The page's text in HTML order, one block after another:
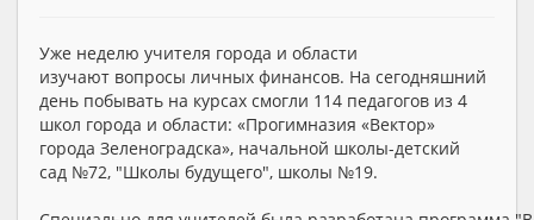
Уже неделю учителя города и области
изучают вопросы личных финансов. На сегодняшний
день побывать на курсах смогли 114 педагогов из 4
школ города и области: «Прогимназия «Вектор»
города Зеленоградска», начальной школы-детский
сад №72, "Школы будущего", школы №19.